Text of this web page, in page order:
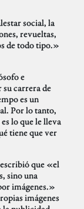
social, la
revueltas,
de todo tipo.»
e
carrera de
es un
Por lo tanto,
lo que le lleva
tiene que ver
que «el
sino una
imágenes.»
imágenes